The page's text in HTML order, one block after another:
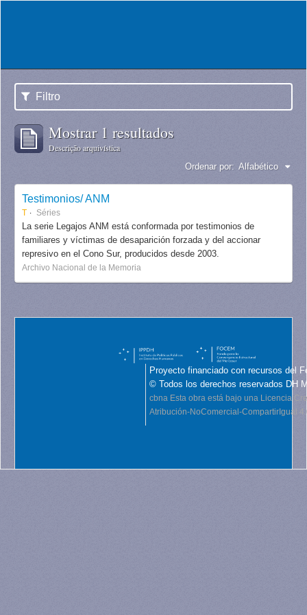
Filtro
Mostrar 1 resultados
Descrição arquivística
Ordenar por: Alfabético
Testimonios/ ANM
T Séries
La serie Legajos ANM está conformada por testimonios de
familiares y víctimas de desaparición forzada y del accionar
represivo en el Cono Sur, producidos desde 2003.
Archivo Nacional de la Memoria
Proyecto financiado con recursos del
© Todos los derechos reservados DH
cbna Esta obra está bajo una Licencia
Atribución-NoComercial-CompartirIgual